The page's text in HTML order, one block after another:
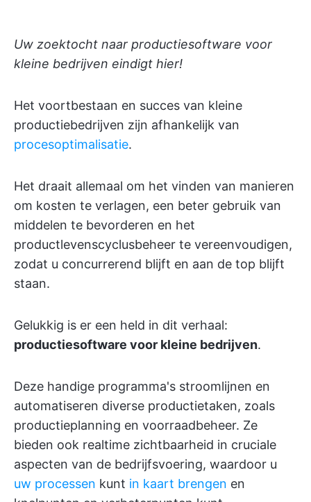
Uw zoektocht naar productiesoftware voor
kleine bedrijven eindigt hier!
Het voortbestaan en succes van kleine
productiebedrijven zijn afhankelijk van
procesoptimalisatie.
Het draait allemaal om het vinden van manieren
om kosten te verlagen, een beter gebruik van
middelen te bevorderen en het
productlevenscyclusbeheer te vereenvoudigen,
zodat u concurrerend blijft en aan de top blijft
staan.
Gelukkig is er een held in dit verhaal:
productiesoftware voor kleine bedrijven.
Deze handige programma's stroomlijnen en
automatiseren diverse productietaken, zoals
productieplanning en voorraadbeheer. Ze
bieden ook realtime zichtbaarheid in cruciale
aspecten van de bedrijfsvoering, waardoor u
uw processen kunt in kaart brengen en